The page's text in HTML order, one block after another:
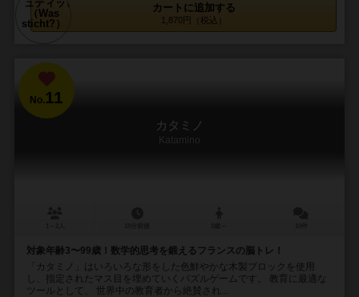
カートに追加する
1,870円（税込）
No.11
カタミノ
Katamino
対象年齢3〜99歳！数学的思考を鍛えるフランスの脳トレ！
「カタミノ」はいろいろな形をした色鮮やかな木製ブロックを使用
し、指定されたマス目を埋めていくパズルゲームです。 教育に最適な
ツールとして、 世界中の教育者から絶賛され...